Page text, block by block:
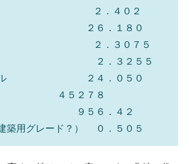
２．４０２
６．１８０
．３０７５
２．３２５５
２４．０５０
２７８
５６．４２
グレード？） ０．５０５